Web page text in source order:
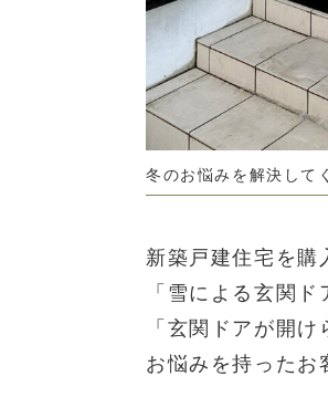
冬のお悩みを解決して
新築戸建住宅を購
「雪による玄関ド
「玄関ドアが開
お悩みを持ったお